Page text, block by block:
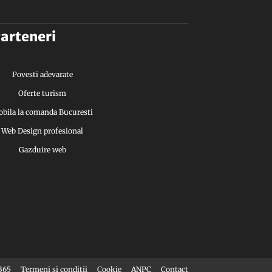
Povesti adevarate
Oferte turism
la comanda Bucuresti
Web Design profesional
Gazduire web
Termeni si conditii Cookie ANPC Contact